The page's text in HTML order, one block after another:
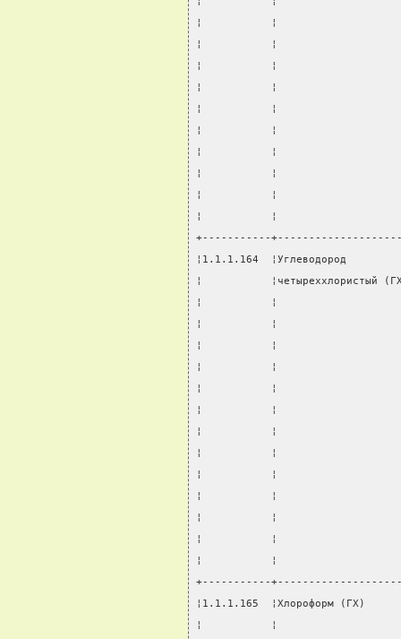
¦           ¦
¦           ¦
¦           ¦
¦           ¦
¦           ¦
¦           ¦
¦           ¦
¦           ¦
¦           ¦
¦           ¦
+-----------
¦1.1.1.164  ¦Углеводород
¦           ¦четыреххлористый
¦           ¦
¦           ¦
¦           ¦
¦           ¦
¦           ¦
¦           ¦
¦           ¦
¦           ¦
¦           ¦
¦           ¦
¦           ¦
¦           ¦
¦           ¦
+-----------
¦1.1.1.165  ¦Хлороформ (ГХ)
¦           ¦